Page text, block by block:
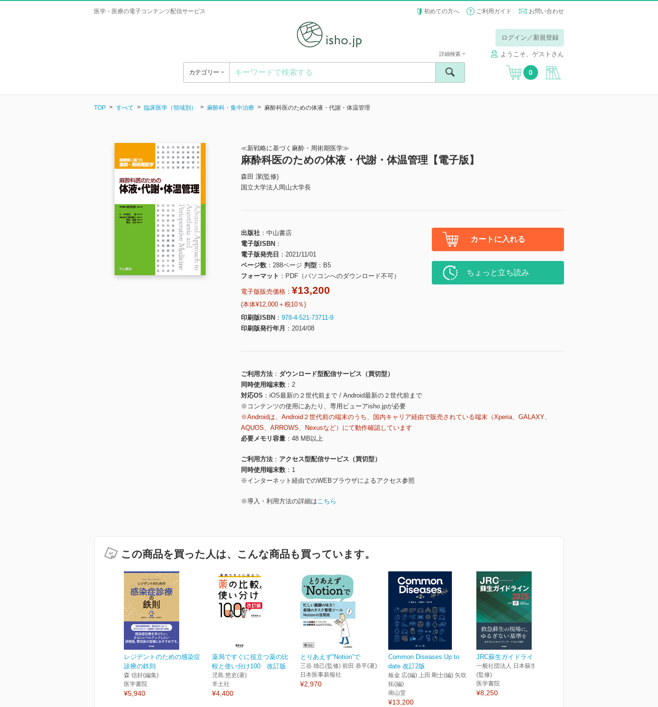
医学・医療の電子コンテンツ配信サービス 初めての方へ ご利用ガイド お問い合わせ
ログイン／新規登録
ようこそ、ゲストさん
カテゴリー
詳細検索
0
TOP すべて 臨床医学（領域別） 麻酔科・集中治療 麻酔科医のための体液・代謝・体温管理
≪新戦略に基づく麻酔・周術期医学≫
麻酔科医のための体液・代謝・体温管理【電子版】
森田 潔(監修)
国立大学法人岡山大学長
出版社
中山書店
電子版ISBN
電子版発売日
2021/11/01
ページ数
288ページ 判型
B5
フォーマット
PDF（パソコンへのダウンロード不可）
電子版販売価格： ¥13,200
(本体¥12,000＋税10％)
印刷版ISBN
978-4-521-73711-9
印刷版発行年月
2014/08
カートに入れる
ちょっと立ち読み
ご利用方法
ダウンロード型配信サービス（買切型）
同時使用端末数
2
対応OS
iOS最新の２世代前まで / Android最新の２世代前まで
※コンテンツの使用にあたり、専用ビューアisho.jpが必要
※Androidは、Android２世代前の端末のうち、国内キャリア経由で販売されている端末（Xperia、GALAXY、
AQUOS、ARROWS、Nexusなど）にて動作確認しています
必要メモリ容量
48 MB以上
ご利用方法
アクセス型配信サービス（買切型）
同時使用端末数
1
※インターネット経由でのWEBブラウザによるアクセス参照
※導入・利用方法の詳細はこちら
この商品を買った人は、こんな商品も買っています。
レジデントのための感染症
診療の鉄則
森 信好(編集)
医学書院
¥5,940
薬局ですぐに役立つ薬の比
較と使い分け100 改訂版
児島 悠史(著)
羊土社
¥4,400
とりあえず“Notion”で
三谷 雄己(監修) 前田 恭平(著)
日本医事新報社
¥2,970
Common Diseases Up to
date 改訂2版
板金 広(編) 上田 剛士(編) 矢吹
拓(編)
南山堂
¥13,200
JRC蘇生ガイドライン2025
一般社団法人 日本蘇生協議会
(監修)
医学書院
¥8,250